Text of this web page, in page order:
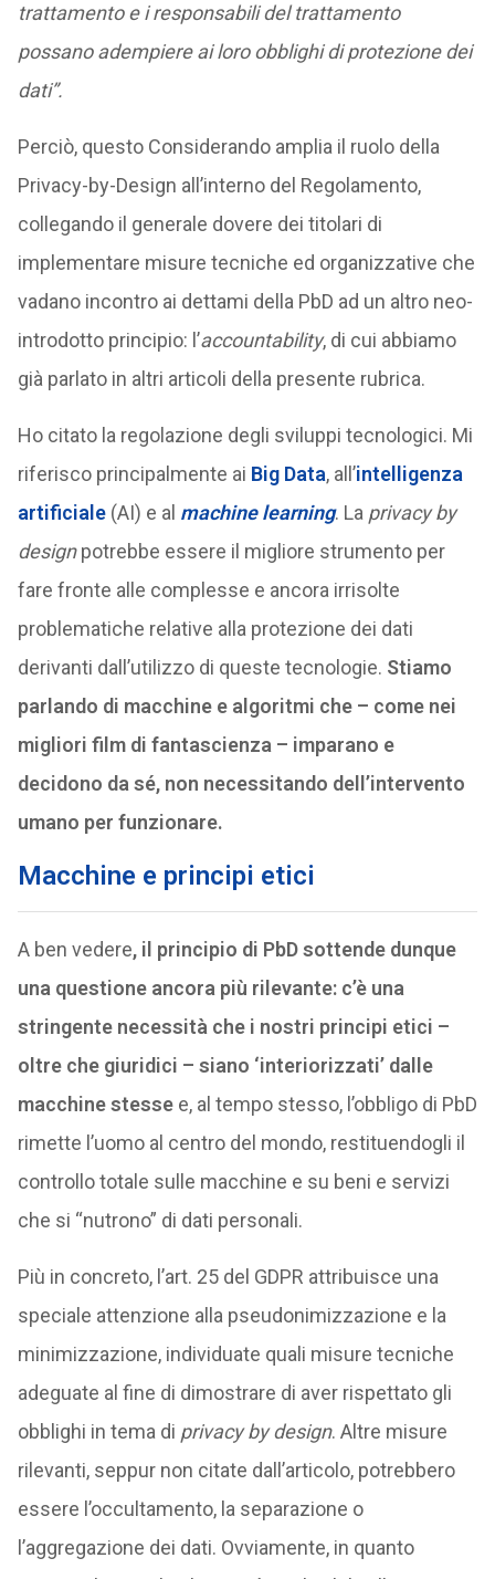
trattamento e i responsabili del trattamento
possano adempiere ai loro obblighi di protezione dei
dati”.
Perciò, questo Considerando amplia il ruolo della
Privacy-by-Design all’interno del Regolamento,
collegando il generale dovere dei titolari di
implementare misure tecniche ed organizzative che
vadano incontro ai dettami della PbD ad un altro neo-
introdotto principio: l’accountability, di cui abbiamo
già parlato in altri articoli della presente rubrica.
Ho citato la regolazione degli sviluppi tecnologici. Mi
riferisco principalmente ai Big Data, all’intelligenza
artificiale (AI) e al machine learning. La privacy by
designpotrebbe essere il migliore strumento per
fare fronte alle complesse e ancora irrisolte
problematiche relative alla protezione dei dati
derivanti dall’utilizzo di queste tecnologie. Stiamo
parlando di macchine e algoritmi che – come nei
migliori film di fantascienza – imparano e
decidono da sé, non necessitando dell’intervento
umano per funzionare.
Macchine e principi etici
A ben vedere, il principio di PbD sottende dunque
una questione ancora più rilevante: c’è una
stringente necessità che i nostri principi etici –
oltre che giuridici – siano ‘interiorizzati’ dalle
macchine stessee, al tempo stesso, l’obbligo di PbD
rimette l’uomo al centro del mondo, restituendogli il
controllo totale sulle macchine e su beni e servizi
che si “nutrono” di dati personali.
Più in concreto, l’art. 25 del GDPR attribuisce una
speciale attenzione alla pseudonimizzazione e la
minimizzazione, individuate quali misure tecniche
adeguate al fine di dimostrare di aver rispettato gli
obblighi in tema di privacy by design. Altre misure
rilevanti, seppur non citate dall’articolo, potrebbero
essere l’occultamento, la separazione o
l’aggregazione dei dati. Ovviamente, in quanto